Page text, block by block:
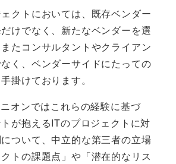
クトにおいては、既存ベンダー
けでなく、新たなベンダーを選
たコンサルタントやクライアン
なく、ベンダーサイドにたっての
掛けております。
オンではこれらの経験に基づ
が抱えるITのプロジェクトに対
ついて、中立的な第三者の立場
トの課題点」や「潜在的なリス